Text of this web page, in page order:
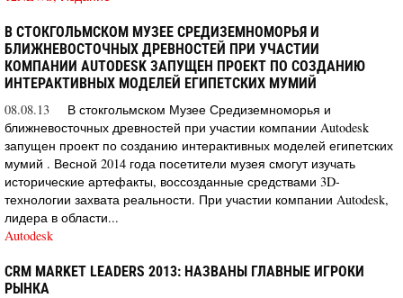
В СТОКГОЛЬМСКОМ МУЗЕЕ СРЕДИЗЕМНОМОРЬЯ И
БЛИЖНЕВОСТОЧНЫХ ДРЕВНОСТЕЙ ПРИ УЧАСТИИ
КОМПАНИИ AUTODESK ЗАПУЩЕН ПРОЕКТ ПО СОЗДАНИЮ
ИНТЕРАКТИВНЫХ МОДЕЛЕЙ ЕГИПЕТСКИХ МУМИЙ
08.08.13
В стокгольмском Музее Средиземноморья и
ближневосточных древностей при участии компании Autodesk
запущен проект по созданию интерактивных моделей египетских
мумий . Весной 2014 года посетители музея смогут изучать
исторические артефакты, воссозданные средствами 3D-
технологии захвата реальности. При участии компании Autodesk,
лидера в области...
Autodesk
CRM MARKET LEADERS 2013: НАЗВАНЫ ГЛАВНЫЕ ИГРОКИ
РЫНКА